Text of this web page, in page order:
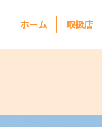
ホーム 取扱店